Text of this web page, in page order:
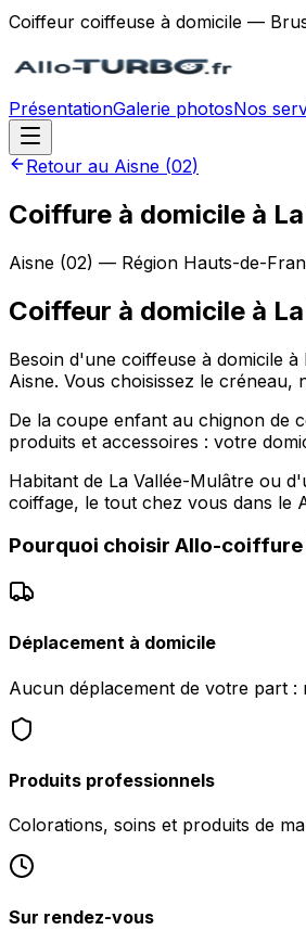
Coiffeur coiffeuse à domicile —
PrésentationGalerie photosNos
Retour au Aisne (02)
Coiffure à domicile à
Aisne (02) — Région Hauts-de-
Coiffeur à domicile à
Besoin d'une coiffeuse à domicile
Aisne. Vous choisissez le
De la coupe enfant au chignon de
produits et accessoires : votre
Habitant de La Vallée-Mulâtre ou
coiffage, le tout chez vous dans le
Pourquoi choisir Allo-coiffure
Déplacement à domicile
Aucun déplacement de votre part :
Produits professionnels
Colorations, soins et produits de
Sur rendez-vous